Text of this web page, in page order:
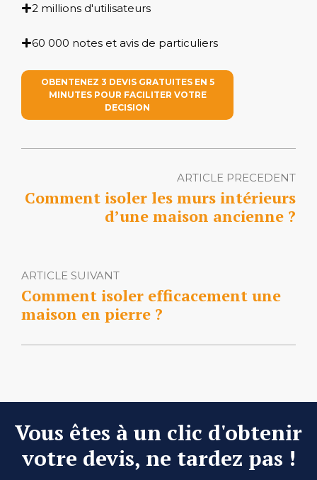
2 millions d'utilisateurs
60 000 notes et avis de particuliers
OBENTENEZ 3 DEVIS GRATUITES EN 5
MINUTES POUR FACILITER VOTRE
DECISION
ARTICLE PRECEDENT
Comment isoler les murs intérieurs
d’une maison ancienne ?
ARTICLE SUIVANT
Comment isoler efficacement une
maison en pierre ?
Vous êtes à un clic d'obtenir
votre devis, ne tardez pas !